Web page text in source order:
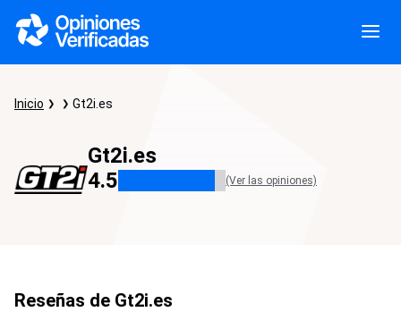
Inicio Gt2i.es
Gt2i.es
4.5
(Ver las opiniones)
Reseñas de Gt2i.es